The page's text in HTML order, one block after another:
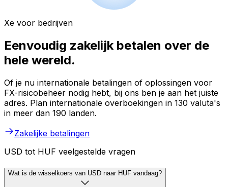
Xe voor bedrijven
Eenvoudig zakelijk betalen over de
hele wereld.
Of je nu internationale betalingen of oplossingen voor
FX-risicobeheer nodig hebt, bij ons ben je aan het juiste
adres. Plan internationale overboekingen in 130 valuta's
in meer dan 190 landen.
Zakelijke betalingen
USD tot HUF veelgestelde vragen
Wat is de wisselkoers van USD naar HUF vandaag?